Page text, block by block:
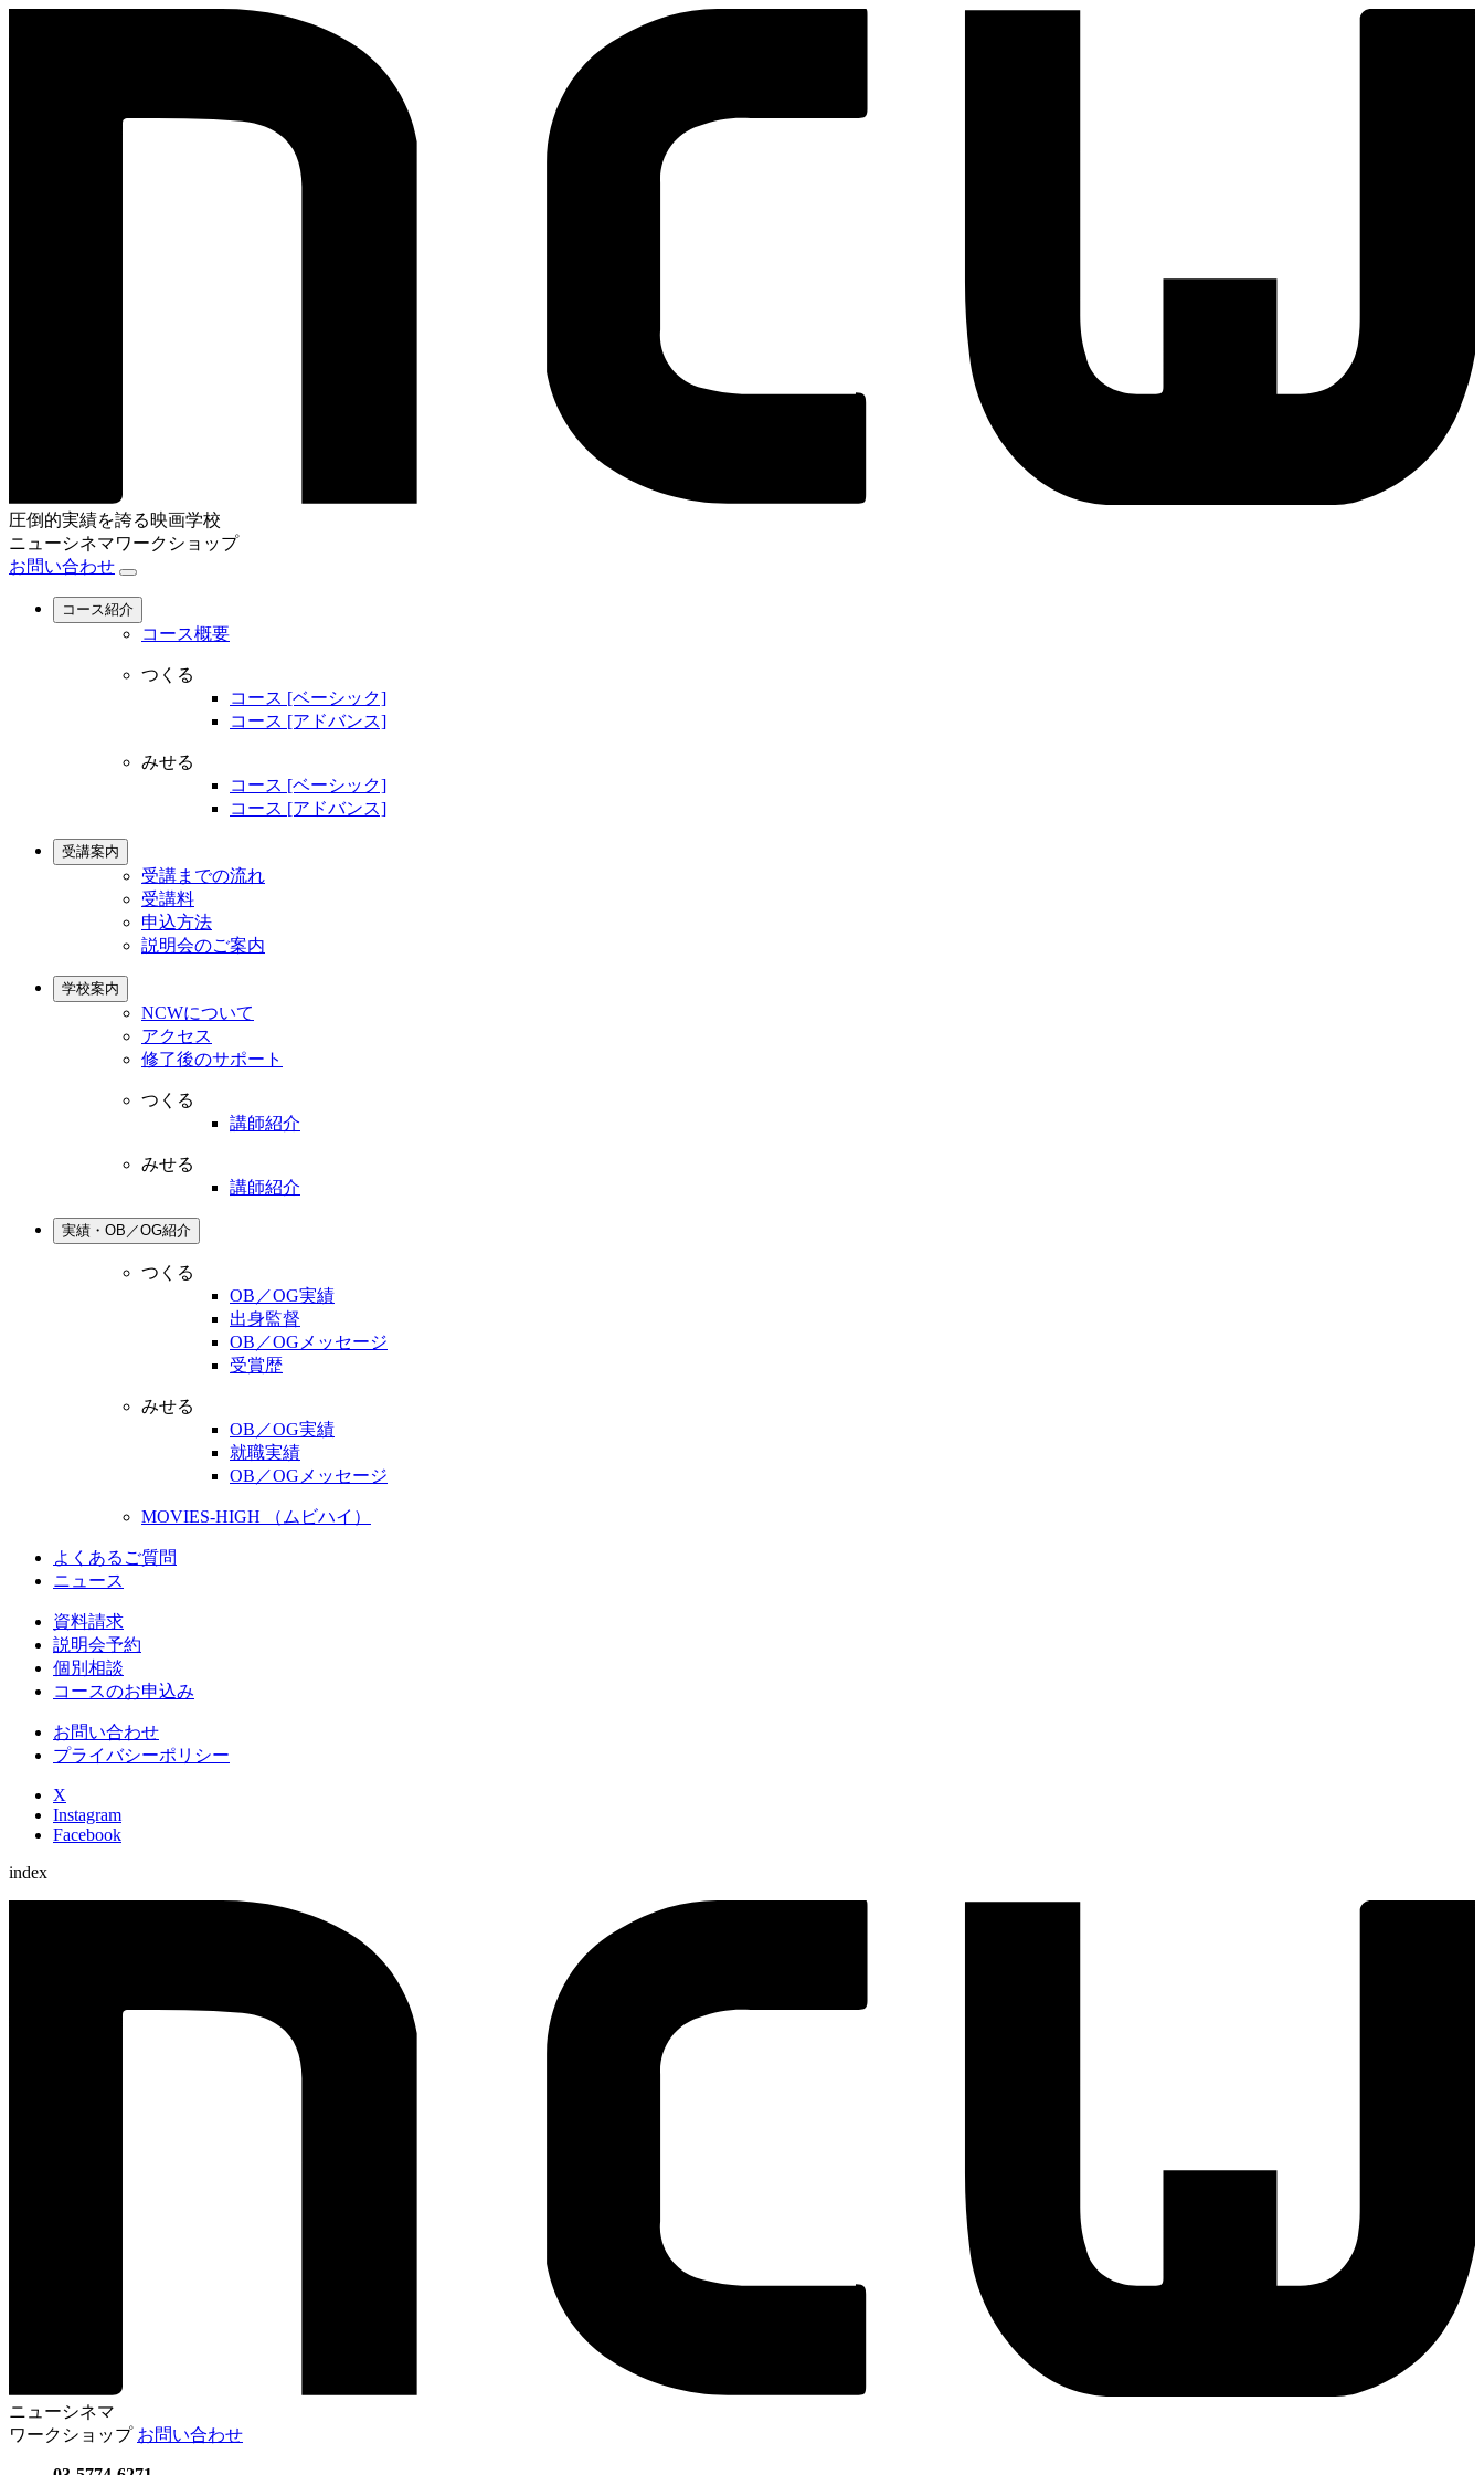
圧倒的実績を誇る映画学校
ニューシネマワークショップ
お問い合わせ
コース紹介
コース概要
つくる
コース [ベーシック]
コース [アドバンス]
みせる
コース [ベーシック]
コース [アドバンス]
受講案内
受講までの流れ
受講料
申込方法
説明会のご案内
学校案内
NCWについて
アクセス
修了後のサポート
つくる
講師紹介
みせる
講師紹介
実績・OB／OG紹介
つくる
OB／OG実績
出身監督
OB／OGメッセージ
受賞歴
みせる
OB／OG実績
就職実績
OB／OGメッセージ
MOVIES-HIGH （ムビハイ）
よくあるご質問
ニュース
資料請求
説明会予約
個別相談
コースのお申込み
お問い合わせ
プライバシーポリシー
X
Instagram
Facebook
index
ニューシネマ
ワークショップ お問い合わせ